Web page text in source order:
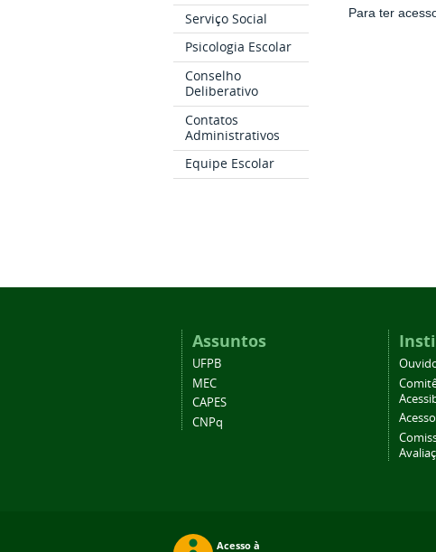
Serviço Social
Psicologia Escolar
Conselho
Deliberativo
Contatos
Administrativos
Equipe Escolar
Para ter
Assuntos
UFPB
MEC
CAPES
CNPq